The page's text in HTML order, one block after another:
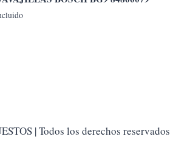
| Todos los derechos reservados